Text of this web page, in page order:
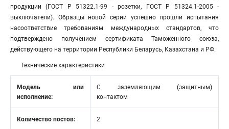
продукции (ГОСТ Р 51322.1-99 - розетки, ГОСТ Р 51324.1-2005 -
выключатели). Образцы новой серии успешно прошли испытания
насоответствие требованиям международных стандартов, что
подтверждено получением сертификата Таможенного союза,
действующего на территории Республики Беларусь, Казахстана и РФ.
Технические характеристики
Модель или
исполнение:
С заземляющим (защитным)
контактом
Количество постов: 2